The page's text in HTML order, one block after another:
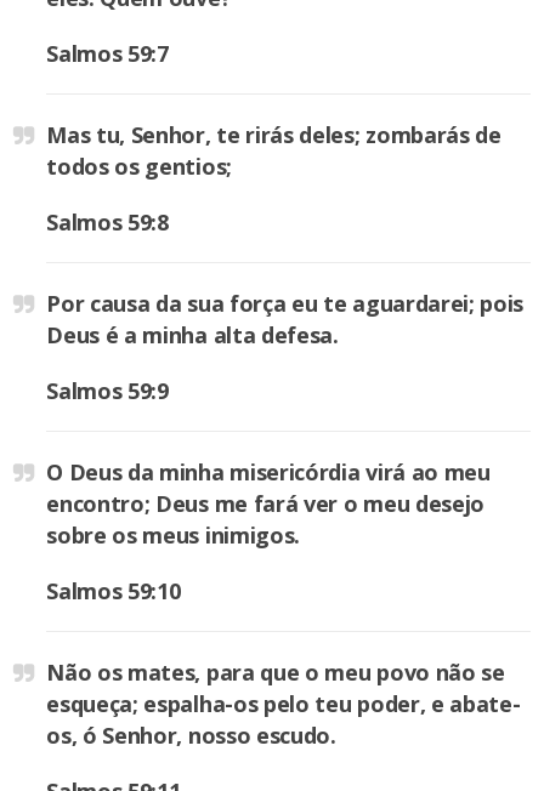
Salmos 59:7
Mas tu, Senhor, te rirás deles; zombarás de
todos os gentios;
Salmos 59:8
Por causa da sua força eu te aguardarei; pois
Deus é a minha alta defesa.
Salmos 59:9
O Deus da minha misericórdia virá ao meu
encontro; Deus me fará ver o meu desejo
sobre os meus inimigos.
Salmos 59:10
Não os mates, para que o meu povo não se
esqueça; espalha-os pelo teu poder, e abate-
os, ó Senhor, nosso escudo.